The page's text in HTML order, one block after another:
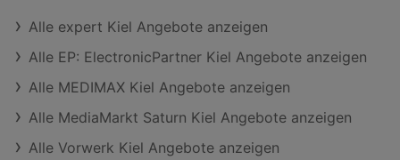
Alle expert Kiel Angebote anzeigen
Alle EP: ElectronicPartner Kiel Angebote anzeigen
Alle MEDIMAX Kiel Angebote anzeigen
Alle MediaMarkt Saturn Kiel Angebote anzeigen
Alle Vorwerk Kiel Angebote anzeigen